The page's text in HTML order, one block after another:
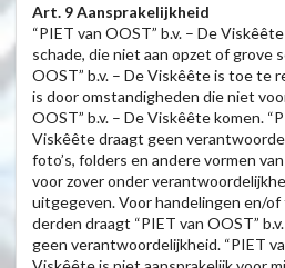
Art. 9 Aansprakelijkheid
“PIET van OOST” b.v. – De
schade, die niet aan opzet of grove
OOST” b.v. – De Viskêête is toe te
is door omstandigheden die niet
OOST” b.v. – De Viskêête komen.
Viskêête draagt geen
foto’s, folders en andere vormen
voor zover onder
uitgegeven. Voor handelingen en/
derden draagt “PIET van OOST”
geen verantwoordelijkheid. “PIET